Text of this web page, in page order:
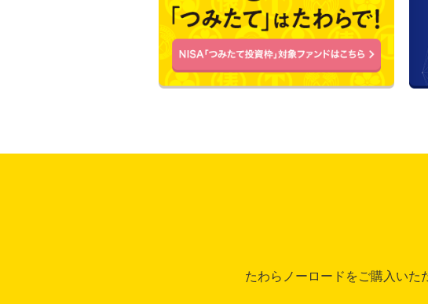
たわらノーロードをご購入いた